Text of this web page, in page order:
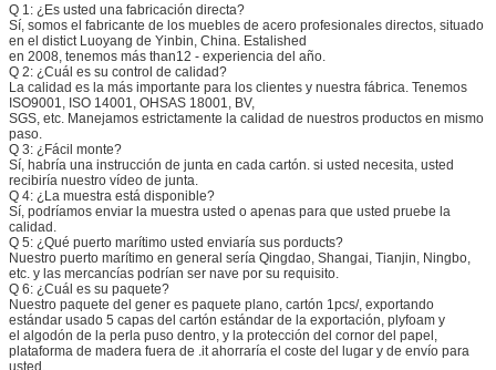
Q 1: ¿Es usted una fabricación directa?
Sí, somos el fabricante de los muebles de acero profesionales directos, situado
en el distict Luoyang de Yinbin, China. Estalished
en 2008, tenemos más than12 - experiencia del año.
Q 2: ¿Cuál es su control de calidad?
La calidad es la más importante para los clientes y nuestra fábrica. Tenemos
ISO9001, ISO 14001, OHSAS 18001, BV,
SGS, etc. Manejamos estrictamente la calidad de nuestros productos en mismo
paso.
Q 3: ¿Fácil monte?
Sí, habría una instrucción de junta en cada cartón. si usted necesita, usted
recibiría nuestro vídeo de junta.
Q 4: ¿La muestra está disponible?
Sí, podríamos enviar la muestra usted o apenas para que usted pruebe la
calidad.
Q 5: ¿Qué puerto marítimo usted enviaría sus porducts?
Nuestro puerto marítimo en general sería Qingdao, Shangai, Tianjin, Ningbo,
etc. y las mercancías podrían ser nave por su requisito.
Q 6: ¿Cuál es su paquete?
Nuestro paquete del gener es paquete plano, cartón 1pcs/, exportando
estándar usado 5 capas del cartón estándar de la exportación, plyfoam y
el algodón de la perla puso dentro, y la protección del cornor del papel,
plataforma de madera fuera de .it ahorraría el coste del lugar y de envío para
usted,